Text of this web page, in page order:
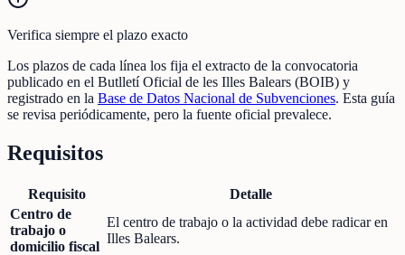
Verifica siempre el plazo exacto
Los plazos de cada línea los fija el extracto de la convocatoria
publicado en el Butlletí Oficial de les Illes Balears (BOIB) y
registrado en la Base de Datos Nacional de Subvenciones. Esta guía
se revisa periódicamente, pero la fuente oficial prevalece.
Requisitos
Requisito
Detalle
Centro de
trabajo o
domicilio fiscal
El centro de trabajo o la actividad debe radicar en
Illes Balears.